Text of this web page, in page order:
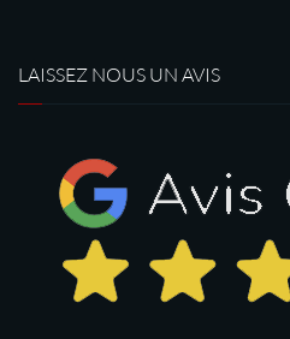
LAISSEZ NOUS UN AVIS